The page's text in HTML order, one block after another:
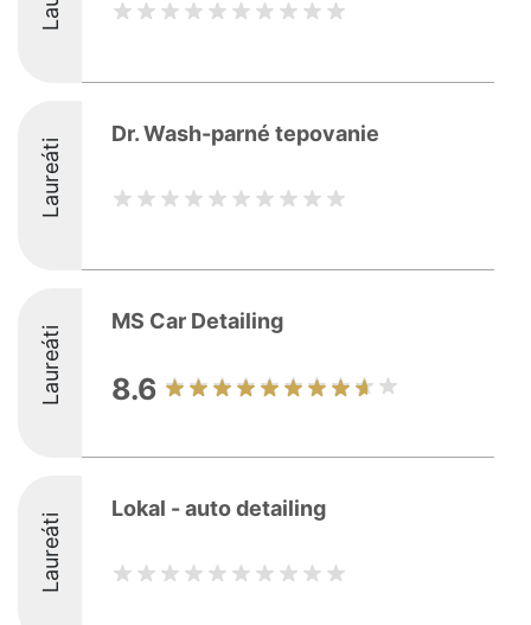
Laureáti
Dr. Wash-parné tepovanie
Laureáti
MS Car Detailing
8.6
Laureáti
Lokal - auto detailing